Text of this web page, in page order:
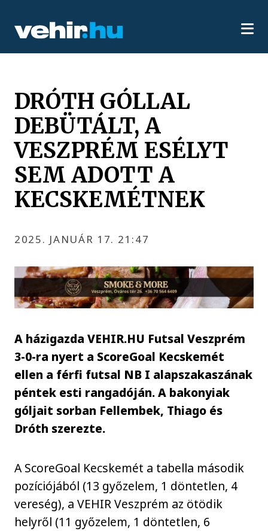
DRÓTH GÓLLAL
DEBÜTÁLT, A
VESZPRÉM ESÉLYT
SEM ADOTT A
KECSKEMÉTNEK
2025. JANUÁR 17. 21:47
A házigazda VEHIR.HU Futsal Veszprém
3-0-ra nyert a ScoreGoal Kecskemét
ellen a férfi futsal NB I alapszakaszának
péntek esti rangadóján. A bakonyiak
góljait sorban Fellembek, Thiago és
Dróth szerezte.
A ScoreGoal Kecskemét a tabella második
pozíciójából (13 győzelem, 1 döntetlen, 4
vereség), a VEHIR Veszprém az ötödik
helyről (11 győzelem, 1 döntetlen, 6